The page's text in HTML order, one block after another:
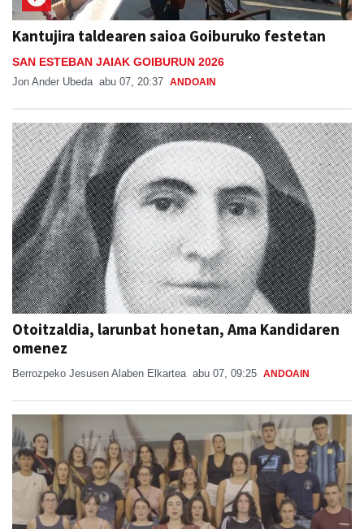
Kantujira taldearen saioa Goiburuko festetan
SAN ESTEBAN JAIAK GOIBURUN 2026
Jon Ander Ubeda abu 07, 20:37 ANDOAIN
Otoitzaldia, larunbat honetan, Ama Kandidaren
omenez
Berrozpeko Jesusen Alaben Elkartea abu 07, 09:25 ANDOAIN